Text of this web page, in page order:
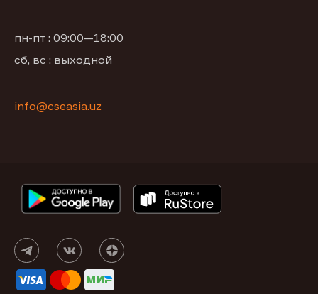
пн-пт : 09:00—18:00
сб, вс : выходной
info@cseasia.uz